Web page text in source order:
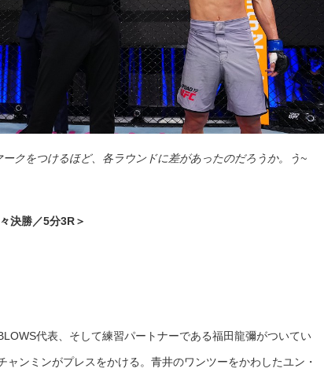
ークをつけるほど、各ラウンドに差があったのだろうか。う~
決勝／5分3R＞
代表、そして練習パートナーである福田龍彌がついてい
ャンミンがプレスをかける。青井のワンツーをかわしたユン・